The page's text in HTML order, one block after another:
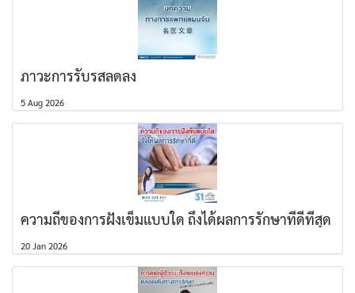
ภาวะการรับรสลดลง
5 Aug 2026
ความถี่ของการฝังเข็มแบบใด ถึงได้ผลการรักษาที่ดีที่สุด
20 Jan 2026